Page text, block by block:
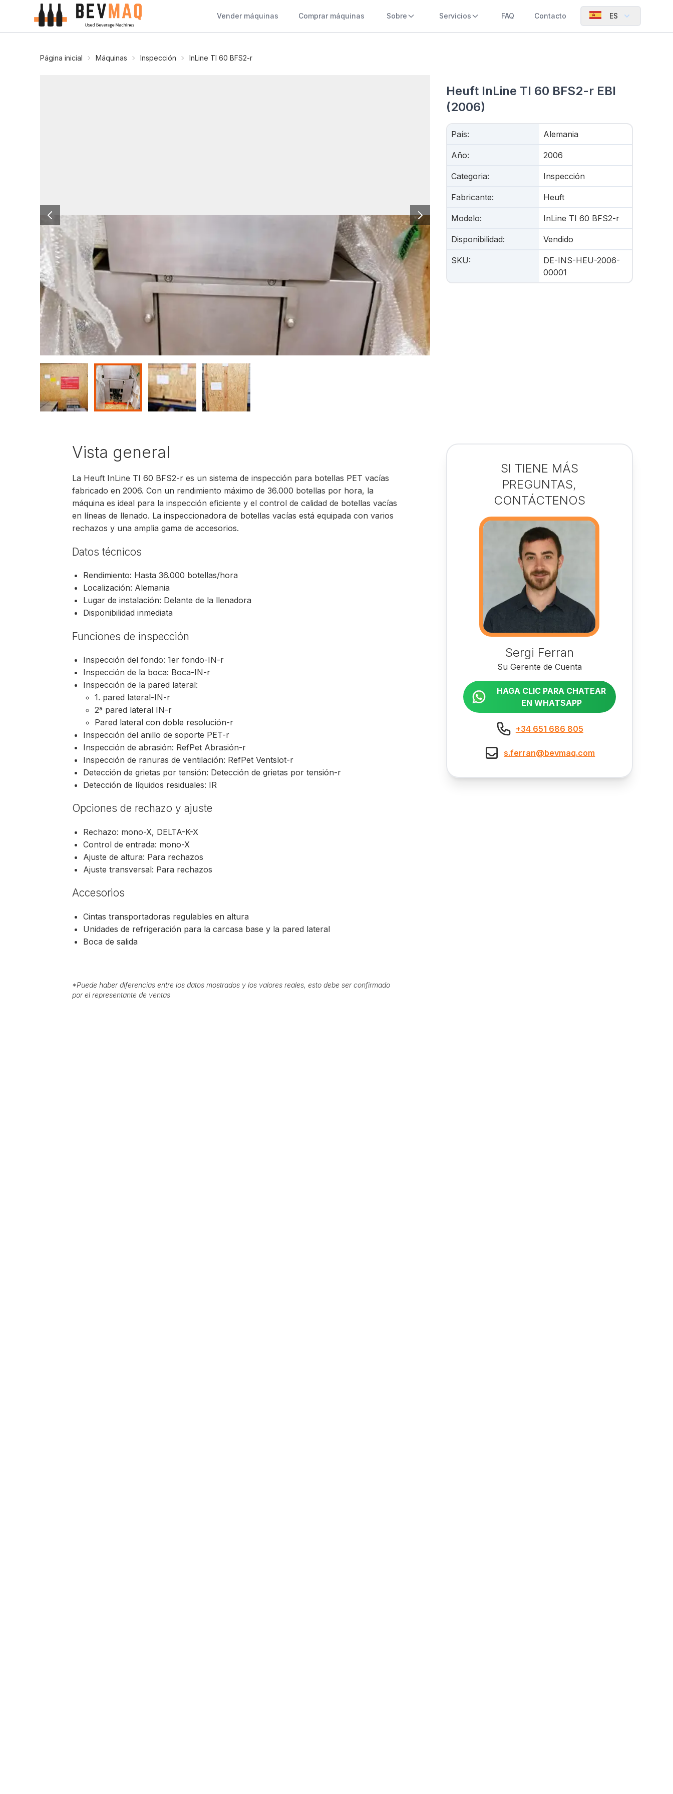
Vender máquinas Comprar máquinas Sobre Servicios FAQ Contacto ES
Página inicial Máquinas Inspección InLine TI 60 BFS2-r
Heuft InLine TI 60 BFS2-r EBI
(2006)
País: Alemania
Año: 2006
Categoria: Inspección
Fabricante: Heuft
Modelo: InLine TI 60 BFS2-r
Disponibilidad: Vendido
SKU:
DE-INS-HEU-2006-
00001
Vista general
La Heuft InLine TI 60 BFS2-r es un sistema de inspección para botellas PET vacías
fabricado en 2006. Con un rendimiento máximo de 36.000 botellas por hora, la
máquina es ideal para la inspección eficiente y el control de calidad de botellas vacías
en líneas de llenado. La inspeccionadora de botellas vacías está equipada con varios
rechazos y una amplia gama de accesorios.
Datos técnicos
Rendimiento: Hasta 36.000 botellas/hora
Localización: Alemania
Lugar de instalación: Delante de la llenadora
Disponibilidad inmediata
Funciones de inspección
Inspección del fondo: 1er fondo-IN-r
Inspección de la boca: Boca-IN-r
Inspección de la pared lateral:
1. pared lateral-IN-r
2ª pared lateral IN-r
Pared lateral con doble resolución-r
Inspección del anillo de soporte PET-r
Inspección de abrasión: RefPet Abrasión-r
Inspección de ranuras de ventilación: RefPet Ventslot-r
Detección de grietas por tensión: Detección de grietas por tensión-r
Detección de líquidos residuales: IR
Opciones de rechazo y ajuste
Rechazo: mono-X, DELTA-K-X
Control de entrada: mono-X
Ajuste de altura: Para rechazos
Ajuste transversal: Para rechazos
Accesorios
Cintas transportadoras regulables en altura
Unidades de refrigeración para la carcasa base y la pared lateral
Boca de salida
*Puede haber diferencias entre los datos mostrados y los valores reales, esto debe ser confirmado
por el representante de ventas
SI TIENE MÁS
PREGUNTAS,
CONTÁCTENOS
Sergi Ferran
Su Gerente de Cuenta
HAGA CLIC PARA CHATEAR
EN WHATSAPP
+34 651 686 805
s.ferran@bevmaq.com